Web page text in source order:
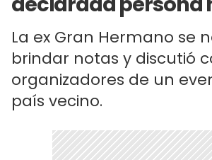
La ex Gran Hermano se
brindar notas y discutió
organizadores de un
país vecino.